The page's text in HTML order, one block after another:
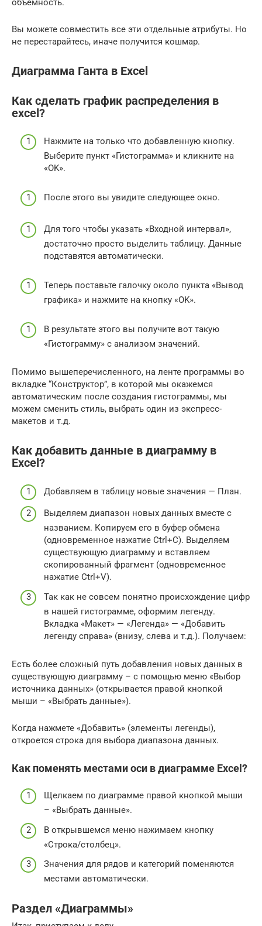
объемность.
Вы можете совместить все эти отдельные атрибуты. Но
не перестарайтесь, иначе получится кошмар.
Диаграмма Ганта в Excel
Как сделать график распределения в
excel?
Нажмите на только что добавленную кнопку.
Выберите пункт «Гистограмма» и кликните на
«OK».
После этого вы увидите следующее окно.
Для того чтобы указать «Входной интервал»,
достаточно просто выделить таблицу. Данные
подставятся автоматически.
Теперь поставьте галочку около пункта «Вывод
графика» и нажмите на кнопку «OK».
В результате этого вы получите вот такую
«Гистограмму» с анализом значений.
Помимо вышеперечисленного, на ленте программы во
вкладке “Конструктор”, в которой мы окажемся
автоматическим после создания гистограммы, мы
можем сменить стиль, выбрать один из экспресс-
макетов и т.д.
Как добавить данные в диаграмму в
Excel?
Добавляем в таблицу новые значения — План.
Выделяем диапазон новых данных вместе с
названием. Копируем его в буфер обмена
(одновременное нажатие Ctrl+C). Выделяем
существующую диаграмму и вставляем
скопированный фрагмент (одновременное
нажатие Ctrl+V).
Так как не совсем понятно происхождение цифр
в нашей гистограмме, оформим легенду.
Вкладка «Макет» — «Легенда» — «Добавить
легенду справа» (внизу, слева и т.д.). Получаем:
Есть более сложный путь добавления новых данных в
существующую диаграмму – с помощью меню «Выбор
источника данных» (открывается правой кнопкой
мыши – «Выбрать данные»).
Когда нажмете «Добавить» (элементы легенды),
откроется строка для выбора диапазона данных.
Как поменять местами оси в диаграмме Excel?
Щелкаем по диаграмме правой кнопкой мыши
– «Выбрать данные».
В открывшемся меню нажимаем кнопку
«Строка/столбец».
Значения для рядов и категорий поменяются
местами автоматически.
Раздел «Диаграммы»